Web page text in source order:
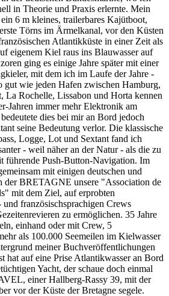
in Theorie und Praxis erlernte. Mein
6 m kleines, trailerbares Kajütboot,
Törns im Ärmelkanal, vor den Küsten
Atlantikküste in einer Zeit als
eigenem Kiel raus ins Blauwasser auf
ging es einige Jahre später mit einer
mit dem ich im Laufe der Jahre -
gut wie jeden Hafen zwischen Hamburg,
La Rochelle, Lissabon und Horta kennen
Jahren immer mehr Elektronik am
dies bei mir an Bord jedoch
seine Bedeutung verlor. Die klassische
Logge, Lot und Sextant fand ich
- weil näher an der Natur - als die zu
führende Push-Button-Navigation. Im
mit einigen deutschen und
der BRETAGNE unsere "Association de
mit dem Ziel, auf erprobten
und französischsprachigen Crews
zu ermöglichen. 35 Jahre
einhand oder mit Crew, 5
als 100.000 Seemeilen im Kielwasser
meiner Buchveröffentlichungen
hat auf eine Prise Atlantikwasser an Bord
Yacht, der schaue doch einmal
einer Hallberg-Rassy 39, mit der
vor der Küste der Bretagne segele.